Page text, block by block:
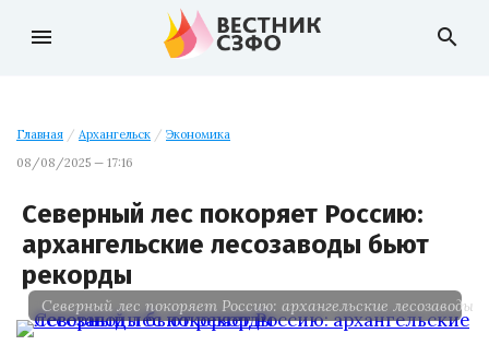
menu search
Главная / Архангельск / Экономика
08/08/2025 — 17:16
Северный лес покоряет Россию:
архангельские лесозаводы бьют
рекорды
Северный лес покоряет Россию: архангельские лесозаводы